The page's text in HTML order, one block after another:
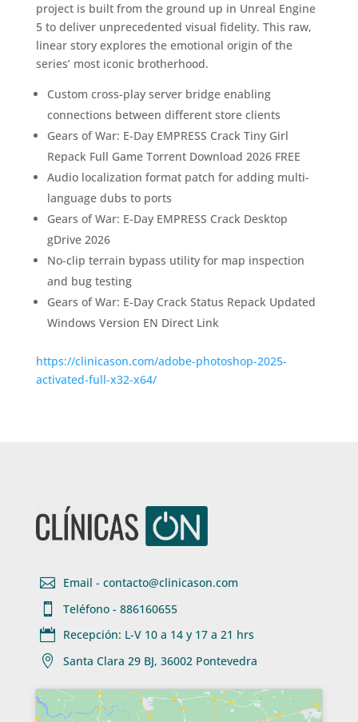
project is built from the ground up in Unreal Engine
5 to deliver unprecedented visual fidelity. This raw,
linear story explores the emotional origin of the
series’ most iconic brotherhood.
Custom cross-play server bridge enabling
connections between different store clients
Gears of War: E-Day EMPRESS Crack Tiny Girl
Repack Full Game Torrent Download 2026 FREE
Audio localization format patch for adding multi-
language dubs to ports
Gears of War: E-Day EMPRESS Crack Desktop
gDrive 2026
No-clip terrain bypass utility for map inspection
and bug testing
Gears of War: E-Day Crack Status Repack Updated
Windows Version EN Direct Link
https://clinicason.com/adobe-photoshop-2025-
activated-full-x32-x64/
 Email - contacto@clinicason.com

Teléfono - 886160655
 Recepción: L-V 10 a 14 y 17 a 21 hrs

Santa Clara 29 BJ, 36002 Pontevedra